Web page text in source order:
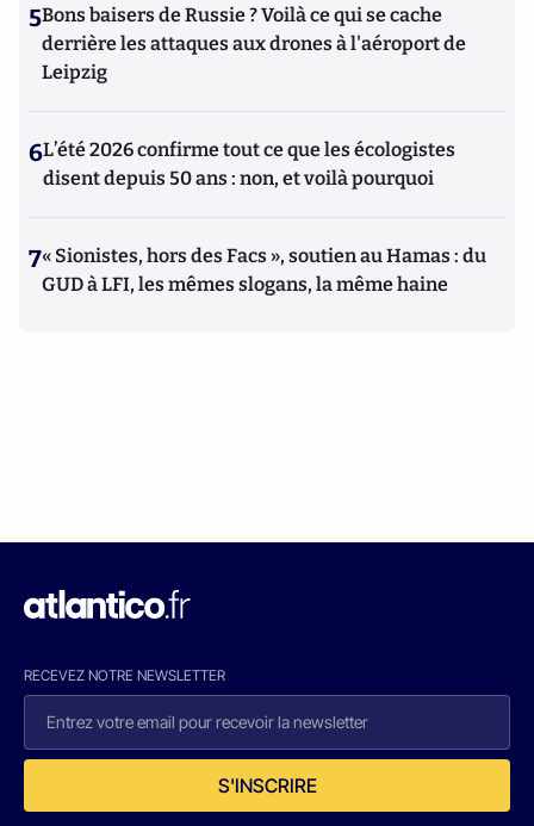
5Bons baisers de Russie ? Voilà ce qui se cache
derrière les attaques aux drones à l'aéroport de
Leipzig
6L’été 2026 confirme tout ce que les écologistes
disent depuis 50 ans : non, et voilà pourquoi
7« Sionistes, hors des Facs », soutien au Hamas : du
GUD à LFI, les mêmes slogans, la même haine
RECEVEZ NOTRE NEWSLETTER
S'INSCRIRE